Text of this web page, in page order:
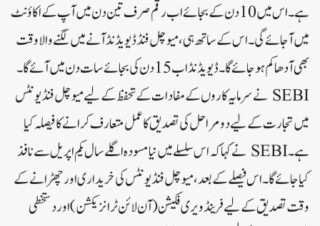
ہے۔اس میں 10 دن کے بجائے اب رقم صرف تین دن میں آپ کے اکاؤنٹ
میں آجائے گی۔اس کے ساتھ ہی، میوچل فنڈ ڈیویڈنڈ آنے میں لگنے والا وقت
بھی آدھا کم ہو جائے گا۔ڈیویڈنڈ اب 15 دن کی بجائے سات دن میں آئے گا۔
SEBI نے سرمایہ کاروں کے مفادات کے تحفظ کے لیے میوچل فنڈ یونٹس
میں تجارت کے لیے دو مراحل کی تصدیق کا عمل متعارف کرانے کا فیصلہ کیا
ہے۔SEBI نے کہا کہ اس سلسلے میں نیا مسودہ اگلے سال یکم اپریل سے نافذ
کیا جائے گا۔اس فیصلے کے بعد، میوچل فنڈ یونٹس کی خریداری اور چھڑانے کے
وقت تصدیق کے لیے فرینڈ ویری فکیشن (آن لائن ٹرانزیکشن) اور دستخطی